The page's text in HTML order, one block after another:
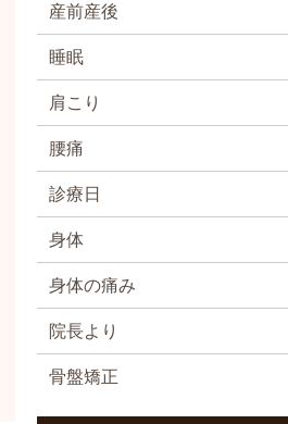
産前産後
睡眠
肩こり
腰痛
診療日
身体
身体の痛み
院長より
骨盤矯正